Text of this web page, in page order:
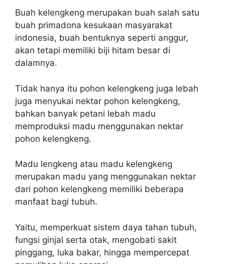
Buah kelengkeng merupakan buah salah satu
buah primadona kesukaan masyarakat
indonesia, buah bentuknya seperti anggur,
akan tetapi memiliki biji hitam besar di
dalamnya.
Tidak hanya itu pohon kelengkeng juga lebah
juga menyukai nektar pohon kelengkeng,
bahkan banyak petani lebah madu
memproduksi madu menggunakan nektar
pohon kelengkeng.
Madu lengkeng atau madu kelengkeng
merupakan madu yang menggunakan nektar
dari pohon kelengkeng memiliki beberapa
manfaat bagi tubuh.
Yaitu, memperkuat sistem daya tahan tubuh,
fungsi ginjal serta otak, mengobati sakit
pinggang, luka bakar, hingga mempercepat